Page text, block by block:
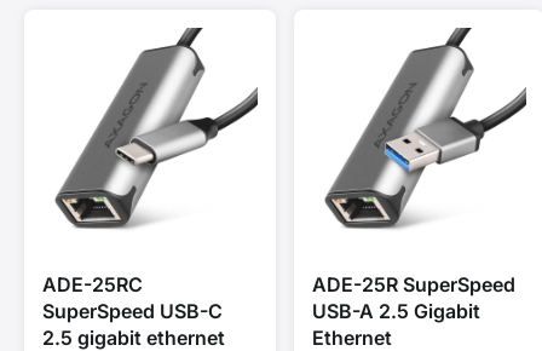
ADE-25RC
SuperSpeed USB-C
2.5 gigabit ethernet
ADE-25R SuperSpeed
USB-A 2.5 Gigabit
Ethernet